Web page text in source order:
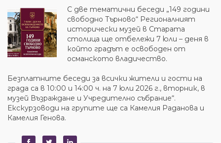
С две тематични беседи „149 години
свободно Търново“ Регионалният
исторически музей в Старата
столица ще отбележи 7 юли – деня в
който градът е освободен от
османското владичество.
Безплатните беседи за всички жители и гости на
града са в 10:00 и 14:00 ч. на 7 юли 2026 г., вторник, в
музей Възраждане и Учредително събрание“.
Екскурзоводи на групите ще са Камелия Раданова и
Камелия Генова.